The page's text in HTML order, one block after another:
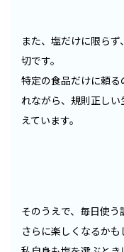
また、塩だけに限ら
切です。
特定の食品だけに頼
れながら、規則正し
えています。
そのうえで、毎日使
さらに楽しくなるかも